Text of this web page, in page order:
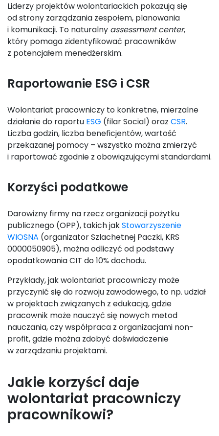
Liderzy projektów wolontariackich pokazują się
od strony zarządzania zespołem, planowania
i komunikacji. To naturalny assessment center,
który pomaga zidentyfikować pracowników
z potencjałem menedżerskim.
Raportowanie ESG i CSR
Wolontariat pracowniczy to konkretne, mierzalne
działanie do raportu ESG (filar Social) oraz CSR.
Liczba godzin, liczba beneficjentów, wartość
przekazanej pomocy – wszystko można zmierzyć
i raportować zgodnie z obowiązującymi standardami.
Korzyści podatkowe
Darowizny firmy na rzecz organizacji pożytku
publicznego (OPP), takich jakStowarzyszenie
WIOSNA (organizator Szlachetnej Paczki, KRS
0000050905), można odliczyć od podstawy
opodatkowania CIT do 10% dochodu.
Przykłady, jak wolontariat pracowniczy może
przyczynić się do rozwoju zawodowego, to np. udział
w projektach związanych z edukacją, gdzie
pracownik może nauczyć się nowych metod
nauczania, czy współpraca z organizacjami non-
profit, gdzie można zdobyć doświadczenie
w zarządzaniu projektami.
Jakie korzyści daje
wolontariat pracowniczy
pracownikowi?